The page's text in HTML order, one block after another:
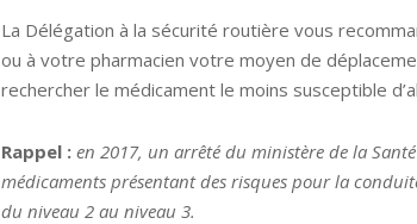
La Délégation à la sécurité routière vous
ou à votre pharmacien votre moyen de
rechercher le médicament le moins susceptible
Rappel : en 2017, un arrêté du ministère de la
médicaments présentant des risques pour la
du niveau 2 au niveau 3.